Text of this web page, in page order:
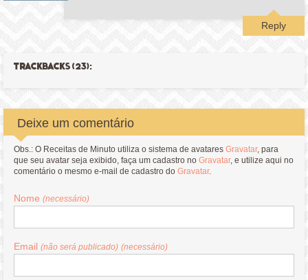
Reply
TRACKBACKS (23):
Deixe um comentário
Obs.: O Receitas de Minuto utiliza o sistema de avataresGravatar, para
que seu avatar seja exibido, faça um cadastro noGravatar, e utilize aqui no
comentário o mesmo e-mail de cadastro doGravatar.
Nome(necessário)
Email(não será publicado) (necessário)